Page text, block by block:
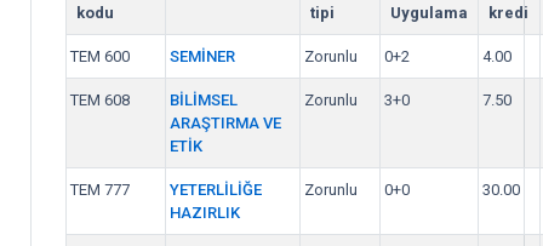
kodu
tipi
Uygulama
kredi
TEM 600 SEMİNER Zorunlu 0+2 4.00
TEM 608
BİLİMSEL
ARAŞTIRMA VE
ETİK
Zorunlu 3+0 7.50
TEM 777
YETERLİLİĞE
HAZIRLIK
Zorunlu 0+0 30.00